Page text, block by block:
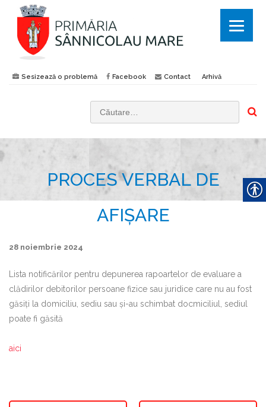
Sesizează o problemă Facebook Contact Arhivă
:
PROCES VERBAL DE
AFIȘARE
28 noiembrie 2024
Lista notificărilor pentru depunerea rapoartelor de evaluare a
clădirilor debitorilor persoane fizice sau juridice care nu au fost
găsiți la domiciliu, sediu sau și-au schimbat docmiciliul, sediul
poate fi găsită
aici